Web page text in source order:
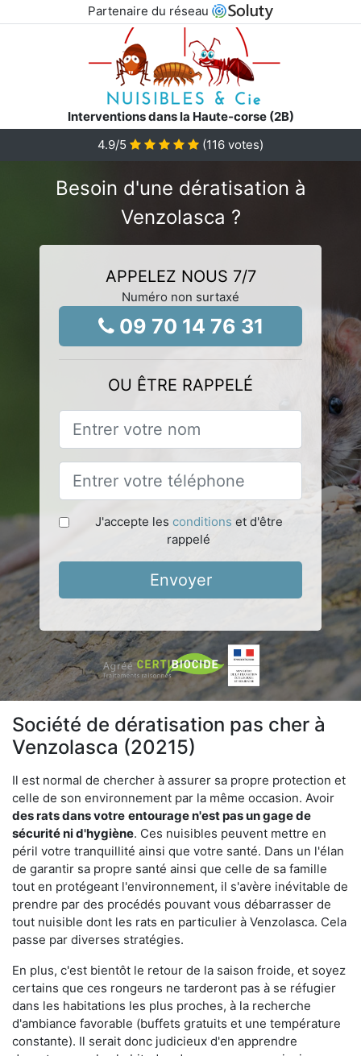
Partenaire du réseau
Interventions dans la Haute-corse (2B)
4.9/5 (116 votes)
Besoin d'une dératisation à
Venzolasca ?
APPELEZ NOUS 7/7
Numéro non surtaxé
09 70 14 76 31
OU ÊTRE RAPPELÉ
J'accepte les conditions et d'être
rappelé
Envoyer
Société de dératisation pas cher à
Venzolasca (20215)
Il est normal de chercher à assurer sa propre protection et
celle de son environnement par la même occasion. Avoir
des rats dans votre entourage n'est pas un gage de
sécurité ni d'hygiène. Ces nuisibles peuvent mettre en
péril votre tranquillité ainsi que votre santé. Dans un l'élan
de garantir sa propre santé ainsi que celle de sa famille
tout en protégeant l'environnement, il s'avère inévitable de
prendre par des procédés pouvant vous débarrasser de
tout nuisible dont les rats en particulier à Venzolasca. Cela
passe par diverses stratégies.
En plus, c'est bientôt le retour de la saison froide, et soyez
certains que ces rongeurs ne tarderont pas à se réfugier
dans les habitations les plus proches, à la recherche
d'ambiance favorable (buffets gratuits et une température
constante). Il serait donc judicieux d'en apprendre